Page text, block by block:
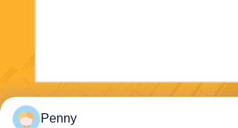
Penny